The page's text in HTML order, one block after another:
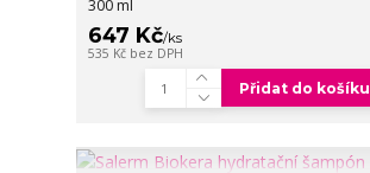
300 ml
647 Kč/ks
535 Kč bez DPH
Přidat do košíku